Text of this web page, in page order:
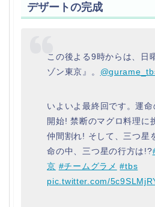
デザートの完成
この後よる9時からは、日
ゾン東京』。
いよいよ最終回です。運
開始! 禁断のマグロ料理に
仲間割れ! そして、三つ星
命の中、三つ星の行方は!?
京 #チームグラメ #tbs
pic.twitter.com/